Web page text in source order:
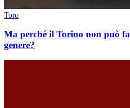
Toro
Ma perché il Torino non può
genere?